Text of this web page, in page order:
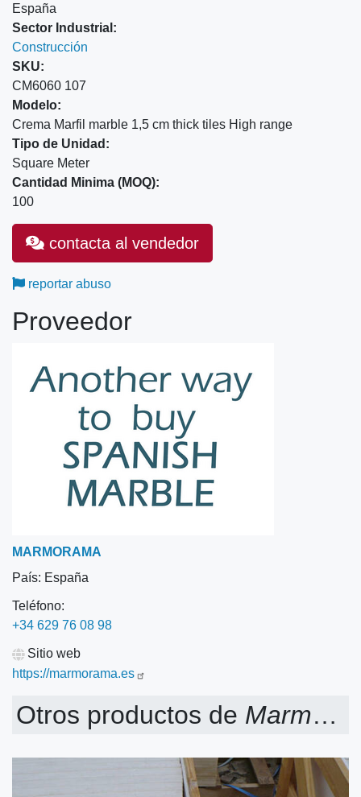
España
Sector Industrial:
Construcción
SKU:
CM6060 107
Modelo:
Crema Marfil marble 1,5 cm thick tiles High range
Tipo de Unidad:
Square Meter
Cantidad Minima (MOQ):
100
contacta al vendedor
reportar abuso
Proveedor
MARMORAMA
País: España
Teléfono:
+34 629 76 08 98
Sitio web
https://marmorama.es
Otros productos de Marmorama